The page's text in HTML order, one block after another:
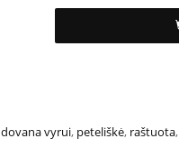
dovana vyrui, peteliškė, raštuota,